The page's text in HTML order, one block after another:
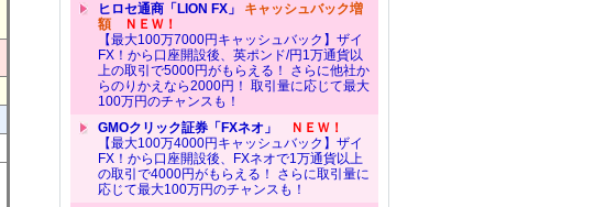
ヒロセ通商「LION FX」 キャッシュバック増
額ＮＥＷ！
【最大100万7000円キャッシュバック】ザイ
FX！から口座開設後、英ポンド/円1万通貨以
上の取引で5000円がもらえる！ さらに他社か
らのりかえなら2000円！ 取引量に応じて最大
100万円のチャンスも！
GMOクリック証券「FXネオ」
ＮＥＷ！
【最大100万4000円キャッシュバック】ザイ
FX！から口座開設後、FXネオで1万通貨以上
の取引で4000円がもらえる！ さらに取引量に
応じて最大100万円のチャンスも！